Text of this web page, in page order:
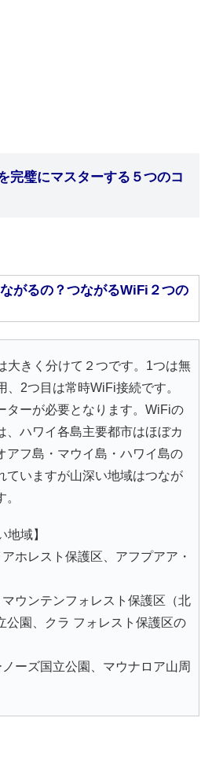
完璧にマスターする５つのコ
がるの？つながるWiFi２つの
大きく分けて２つです。1つは無
2つ目は常時WiFi接続です。
ターが必要となります。WiFiの
、ハワイ各島主要都市はほぼカ
アフ島・マウイ島・ハワイ島の
ていますが山深い地域はつなが
地域】
ホレスト保護区、アフプアア・
ウンテンフォレスト保護区（北
公園、クラ フォレスト保護区の
ーズ国立公園、マウナロア山周